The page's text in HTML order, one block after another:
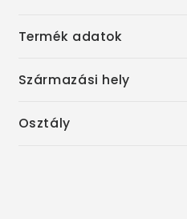
Termék adatok
Származási hely
Osztály